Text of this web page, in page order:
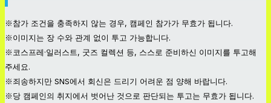
※참가 조건을 충족하지 않는 경우, 캠페인 참가가 무효가 됩니다.
※이미지는 장 수와 관계 없이 투고 가능합니다.
※코스프레·일러스트, 굿즈 컬렉션 등, 스스로 준비하신 이미지를 투고해
주세요.
※죄송하지만 SNS에서 회신은 드리기 어려운 점 양해 바랍니다.
※당 캠페인의 취지에서 벗어난 것으로 판단되는 투고는 무효가 됩니다.